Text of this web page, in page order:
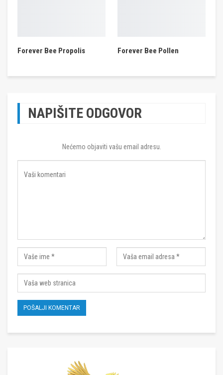
Forever Bee Propolis Forever Bee Pollen
NAPIŠITE ODGOVOR
Nećemo objaviti vašu email adresu.